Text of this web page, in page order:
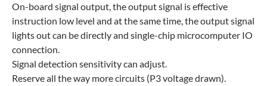
On-board signal output, the output signal is effective
instruction low level and at the same time, the output signal
lights out can be directly and single-chip microcomputer IO
connection.
Signal detection sensitivity can adjust.
Reserve all the way more circuits (P3 voltage drawn).